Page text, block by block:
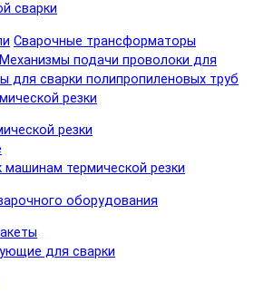
сварки
Сварочные трансформаторы
Механизмы подачи проволоки для
для сварки полипропиленовых труб
резки
резки
машинам термической резки
оборудования
для сварки